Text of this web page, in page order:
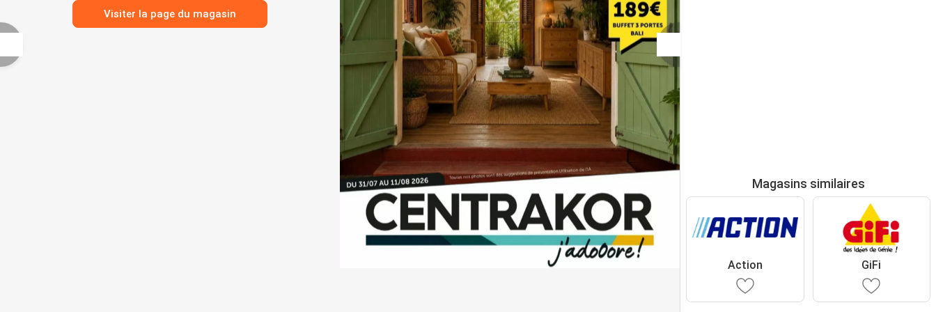
Visiter la page du magasin
Magasins similaires
Action GiFi